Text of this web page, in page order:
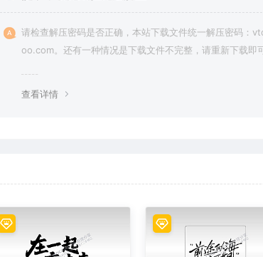
请检查解压密码是否正确，本站下载文件统一解压密码：
oo.com。还有一种情况是下载文件不完整，请重新下载即可
查看详情